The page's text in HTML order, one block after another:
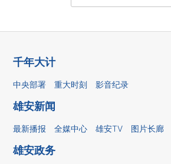
千年大计
中央部署 重大时刻 影音纪录
雄安新闻
最新播报 全媒中心 雄安TV 图片长廊
雄安政务